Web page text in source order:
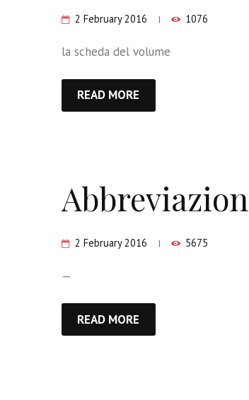
2 February 2016 1076
la scheda del volume
READ MORE
2 February 2016 5675
—
READ MORE